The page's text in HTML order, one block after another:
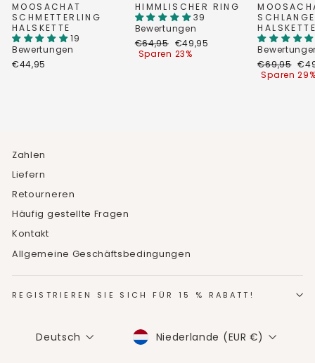
MOOSACHAT
SCHMETTERLING
HALSKETTE
19
Bewertungen
€44,95
HIMMLISCHER RING
39
Bewertungen
Normaler
Preis
€64,95 Sonderpreis
€49,95
Sparen 23%
Normaler
Preis
€69,95
Sparen
Zahlen
Liefern
Retourneren
Häufig gestellte Fragen
Kontakt
Allgemeine Geschäftsbedingungen
REGISTRIEREN SIE SICH FÜR 15 % RABATT!
SPRACHE
Deutsch WÄHRUNG
Niederlande (EUR €)